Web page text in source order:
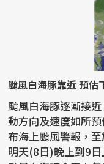
颱風白海豚靠近 預估
颱風白海豚逐漸接
動方向及速度如所
布海上颱風警報，
明天(8日)晚上到9日上午發布。 根